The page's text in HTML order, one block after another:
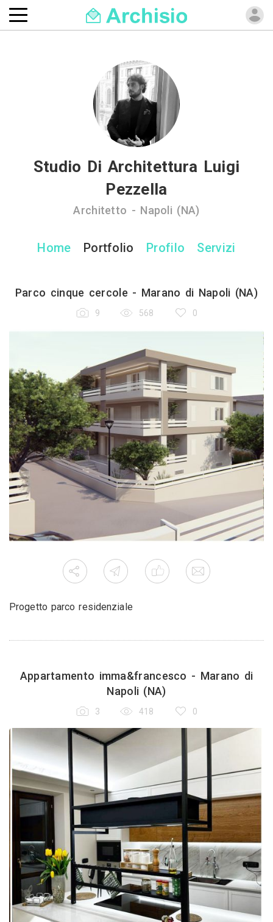
Studio Di Architettura Luigi
Pezzella
Architetto - Napoli (NA)
Home Portfolio Profilo Servizi
Parco cinque cercole - Marano di Napoli (NA)
9 568 0
Progetto parco residenziale
Appartamento imma&francesco - Marano di
Napoli (NA)
3 418 0